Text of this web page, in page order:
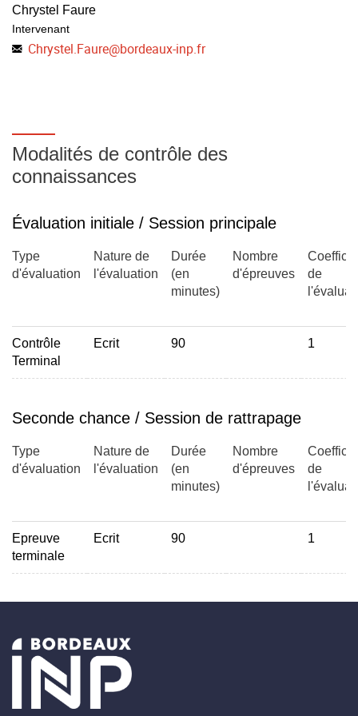
(théorie de DLVO), recouvertes de polymères ou de
tensioactifs. Leur origine physique est expliquée et leurs
potentiels d'interaction sont exprimés analytiquement et
avoir décrit leur formation à partir de systèmes micellaires
et les techniques de fabrication, nous traiterons de leur
évolution cinétique en faisant référence aux concepts
Chrystel Faure
Intervenant
Chrystel.Faure@bordeaux-inp.fr
Modalités de contrôle des
connaissances
Évaluation initiale / Session principale
Type
d'évaluation
Nature de
l'évaluation
Durée
(en
minutes)
Nombre
d'épreuves
de
Contrôle
Terminal
Ecrit 90 1
Seconde chance / Session de rattrapage
Type
d'évaluation
Nature de
l'évaluation
Durée
(en
minutes)
Nombre
d'épreuves
de
Epreuve
terminale
Ecrit 90 1